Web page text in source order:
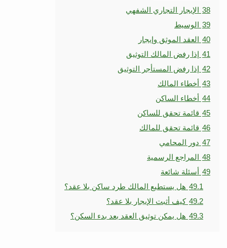
38 الإيجار التجاري الشفهي
39 الوسيط
40 العقد الموثق وإيجار
41 إذا رفض المالك التوثيق
42 إذا رفض المستأجر التوثيق
43 أخطاء المالك
44 أخطاء الساكن
45 قائمة تحقق للساكن
46 قائمة تحقق للمالك
47 دور المحامي
48 المراجع الرسمية
49 أسئلة شائعة
49.1 هل يستطيع المالك طرد ساكن بلا عقد؟
49.2 كيف أثبت الإيجار بلا عقد؟
49.3 هل يمكن توثيق العقد بعد بدء السكن؟